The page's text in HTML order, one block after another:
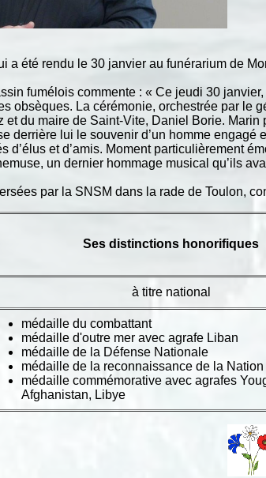
a été rendu le 30 janvier au funérarium de
fumélois commente : « Ce jeudi 30
obsèques. La cérémonie, orchestrée par le
et du maire de Saint-Vite, Daniel Borie.
derrière lui le souvenir d’un homme
d’élus et d’amis. Moment particulièrement
un dernier hommage musical qu’ils
par la SNSM dans la rade de Toulon,
Ses distinctions honorifiques
à titre national
médaille du combattant
médaille d'outre mer avec agrafe Liban
médaille de la Défense Nationale
médaille de la reconnaissance de la Nation
médaille commémorative avec agrafes
Afghanistan, Libye